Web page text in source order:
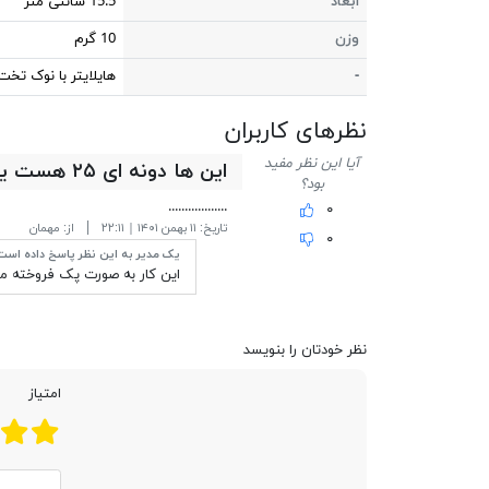
وزن
10 گرم
-
هایلایتر با نوک
نظر‎های کاربران
آیا این نظر مفید
بود؟
۰
۰
این ها دونه ای ۲۵ هست یا پک کاملش
..................
تاریخ: ۱۱ بهمن ۱۴۰۱ | ۲۲:۱۱ از: مهمان
یک مدیر به این نظر پاسخ داده
این کار به صورت پک
نظر خودتان را بنویسد
امتیاز